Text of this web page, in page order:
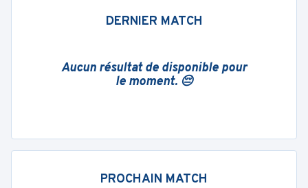
DERNIER MATCH
Aucun résultat de disponible pour
le moment. 😔
PROCHAIN MATCH